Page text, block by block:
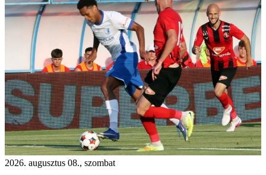
2026. augusztus 08., szombat